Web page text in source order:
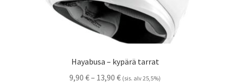
Hayabusa – kypärä tarrat
9,90 €– 13,90 €Hintaluokka:
(sis. alv 25,5%)